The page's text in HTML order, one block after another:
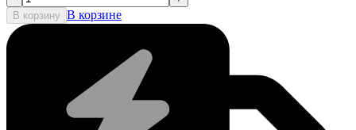
В корзину В корзине